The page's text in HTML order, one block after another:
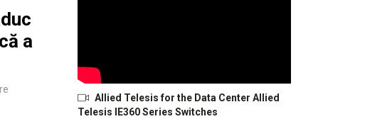
a
Allied Telesis for the Data Center Allied
Telesis IE360 Series Switches